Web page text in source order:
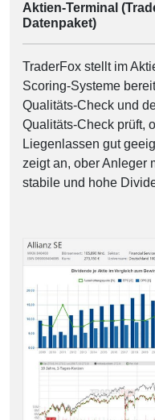
Aktien-Terminal
Datenpaket)
TraderFox stellt im
Scoring-Systeme
Qualitäts-Check und
Qualitäts-Check prüft,
Liegenlassen gut
zeigt an, ober Anleger
stabile und hohe